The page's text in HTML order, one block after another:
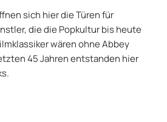
sich hier die Türen für
die die Popkultur bis heute
wären ohne Abbey
45 Jahren entstanden hier